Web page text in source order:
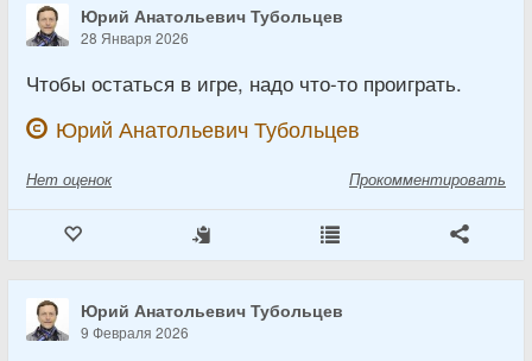
Юрий Анатольевич Тубольцев
28 Января 2026
Чтобы остаться в игре, надо что-то проиграть.
Юрий Анатольевич Тубольцев
Нет оценок Прокомментировать
Юрий Анатольевич Тубольцев
9 Февраля 2026